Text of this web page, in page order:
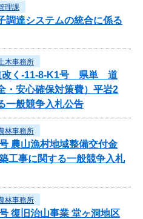
理課
調達システムの統合に係る
木事務所
改く-11-8-K1号 県単 道
・安心確保対策費）平岩2
一般競争入札公告
林事務所
農山漁村地域整備交付金
工事に関する一般競争入札
林事務所
復旧治山事業 堂ヶ洞地区